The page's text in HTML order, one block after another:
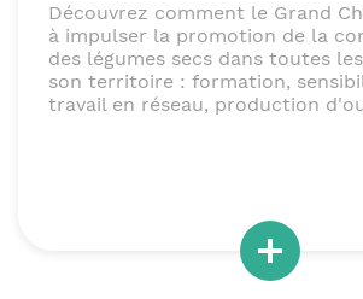
Découvrez comment le Grand
à impulser la promotion de la
des légumes secs dans toutes
son territoire : formation,
travail en réseau, production